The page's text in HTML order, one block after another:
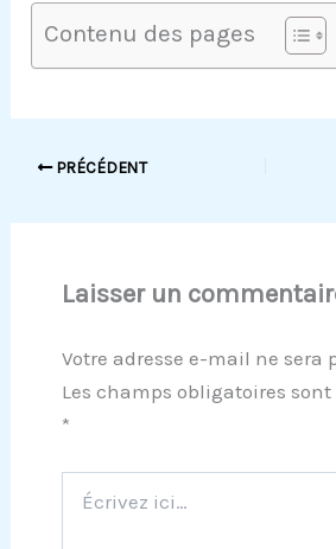
Contenu des pages
PRÉCÉDENT
Laisser un
Votre adresse e-mail ne sera
Les champs obligatoires
*
ici…